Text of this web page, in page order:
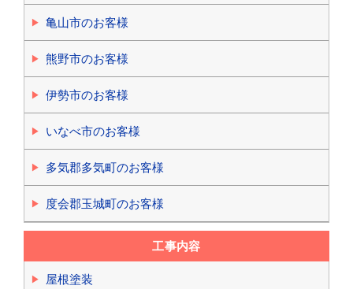
亀山市のお客様
熊野市のお客様
伊勢市のお客様
いなべ市のお客様
多気郡多気町のお客様
度会郡玉城町のお客様
工事内容
屋根塗装